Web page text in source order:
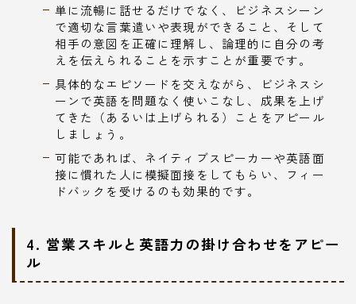
単に流暢に話せるだけでなく、ビジネスシーン
で適切な言葉遣いや表現ができること、そして
相手の意図を正確に理解し、論理的に自分の考
えを伝えられることを示すことが重要です。
具体的なエピソードを交えながら、ビジネスシ
ーンで英語を問題なく使いこなし、成果を上げ
てきた（あるいは上げられる）ことをアピール
しましょう。
可能であれば、ネイティブスピーカーや英語面
接に慣れた人に模擬面接をしてもらい、フィー
ドバックを受けるのも効果的です。
4. 営業スキルと英語力の掛け合わせをアピー
ル